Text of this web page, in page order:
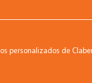
personalizados de